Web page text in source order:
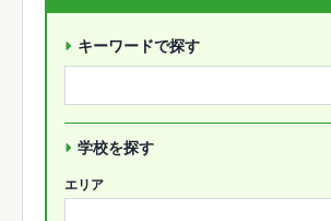
キーワードで探す
学校を探す
エリア